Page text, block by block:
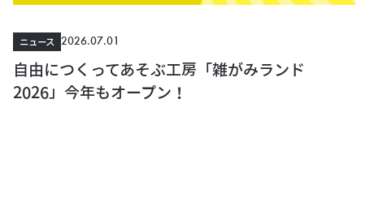
ニュース 2026.07.01
自由につくってあそぶ工房「雑がみランド
2026」今年もオープン！